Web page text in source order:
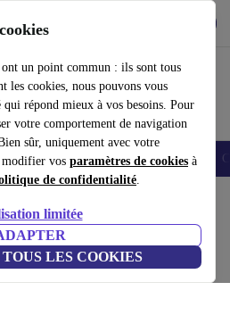
un point commun : ils sont tous
les cookies, nous pouvons vous
répond mieux à vos besoins. Pour
votre comportement de navigation
sûr, uniquement avec votre
modifier vos paramètres de cookies à
de confidentialité.
limitée
LES COOKIES
facilement
Montres connectées Accessoires
de haute qualité et à prix avantageux.
12 mois minimum